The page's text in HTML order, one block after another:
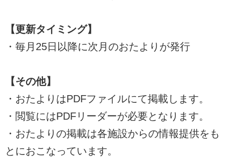
【更新タイミング】
・毎月25日以降に次月のおたよりが発行
【その他】
・おたよりはPDFファイルにて掲載します。
・閲覧にはPDFリーダーが必要となります。
・おたよりの掲載は各施設からの情報提供をも
とにおこなっています。